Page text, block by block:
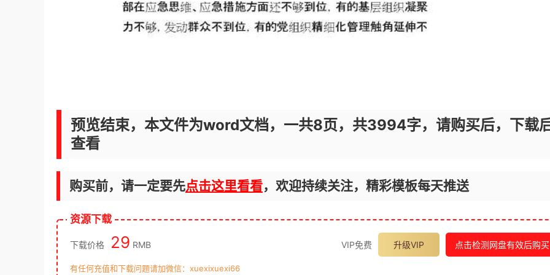
预览结束，本文件为word文档，一共8页，共3994字，请购买后，下载
查看
购买前，请一定要先点击这里看看，欢迎持续关注，精彩模板每天推送
资源下载
下载价格 29 RMB VIP免费 升级VIP 点击检测网盘有效后购买
有任何充值和下载问题请加微信：xuexixuexi66